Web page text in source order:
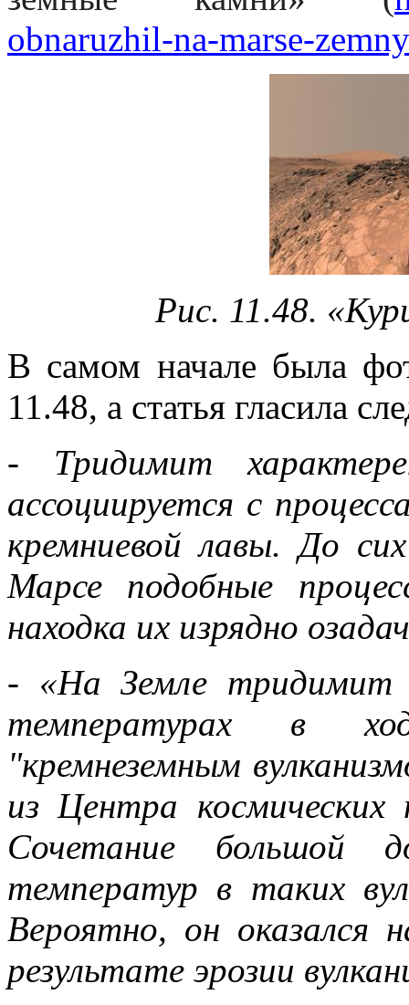
obnaruzhil-na-marse-
Рис. 11.48.
В самом начале была
11.48, а статья гласила
- Тридимит
ассоциируется с
кремниевой лавы. До
Марсе подобные
находка их изрядно
- «На Земле тридимит
температурах в
"кремнеземным
из Центра
Сочетание большой
температур в таких
Вероятно, он оказался
результате эрозии